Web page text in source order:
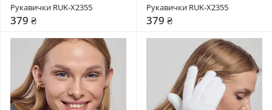
Рукавички RUK-X2355
379 ₴
Рукавички RUK-X2355
379 ₴